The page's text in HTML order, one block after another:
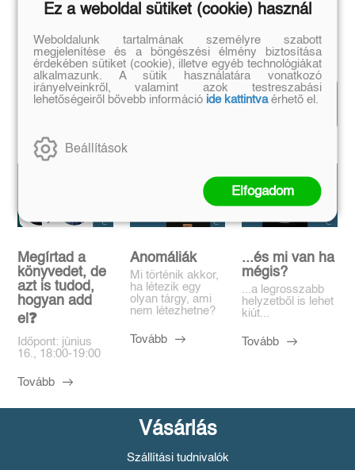
Kosárba
Könyves
Mutasd az
Megírtad a
könyvedet, de
azt is tudod,
hogyan add
el❓️
Időpont: június
16., 18:00-19:00
Tovább
Anomáliák
Mi történik akkor,
ha létezik egy
olyan tárgy, ami
nem létezhetne?
Tovább
...és mi van ha
mégis?
...a legrosszabb
helyzetből is lehet
kiút...
Tovább
Vásárlás
Szállítási tudnivalók
Ez a weboldal sütiket (cookie) használ
Weboldalunk tartalmának személyre szabott
megjelenítése és a böngészési élmény biztosítása
érdekében sütiket (cookie), illetve egyéb technológiákat
alkalmazunk. A sütik használatára vonatkozó
irányelveinkről, valamint azok testreszabási
lehetőségeiről bővebb információ ide kattintvaérhető el.
Beállítások
Elfogadom